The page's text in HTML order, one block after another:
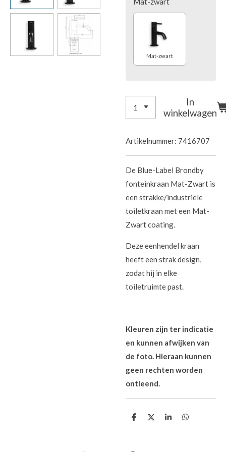
Mat-zwart
In
winkelwagen
Artikelnummer: 7416707
De Blue-Label Brondby
fonteinkraan Mat-Zwart is
een strakke/industriele
toiletkraan met een Mat-
Zwart coating.
Deze eenhendel kraan
heeft een strak design,
zodat hij in elke
toiletruimte past.
Kleuren zijn ter indicatie
en kunnen afwijken van
de foto. Hieraan kunnen
geen rechten worden
ontleend.
D
n
D
S
D